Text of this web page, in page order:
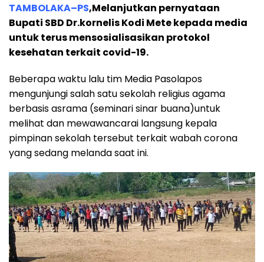
TAMBOLAKA–PS,Melanjutkan pernyataan
Bupati SBD Dr.kornelis Kodi Mete kepada media
untuk terus mensosialisasikan protokol
kesehatan terkait covid-19.
Beberapa waktu lalu tim Media Pasolapos
mengunjungi salah satu sekolah religius agama
berbasis asrama (seminari sinar buana)untuk
melihat dan mewawancarai langsung kepala
pimpinan sekolah tersebut terkait wabah corona
yang sedang melanda saat ini.